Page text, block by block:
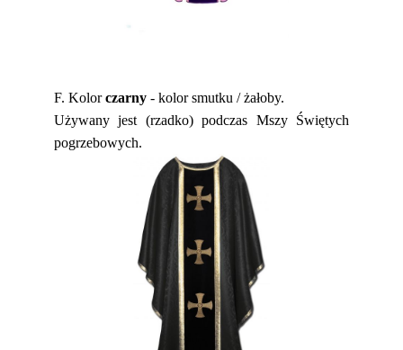
F. Kolorczarny - kolor smutku / żałoby.
Używany jest (rzadko) podczas Mszy Świętych
pogrzebowych.